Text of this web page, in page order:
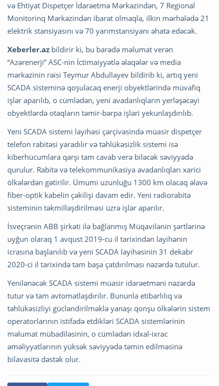
və Ehtiyat Dispetçer İdarəetmə Mərkəzindən, 7 Regional
Monitorinq Mərkəzindən ibarət olmaqla, ilkin mərhələdə 21
elektrik stansiyasını və 70 yarımstansiyanı əhatə edəcək.
Xeberler.az bildirir ki, bu barədə məlumat verən
“Azərenerji” ASC-nin İctimaiyyətlə əlaqələr və media
mərkəzinin rəisi Teymur Abdullayev bildirib ki, artıq yeni
SCADA sisteminə qoşulacaq enerji obyektlərində müvafiq
işlər aparılıb, o cümlədən, yeni avadanlıqların yerləşəcəyi
obyektlərdə otaqların təmir-bərpa işləri yekunlaşdırılıb.
Yeni SCADA sistemi layihəsi çərçivəsində müasir dispetçer
telefon rabitəsi yaradılır və təhlükəsizlik sistemi isə
kiberhücumlara qarşı tam cavab verə biləcək səviyyədə
qurulur. Rabitə və telekommunikasiya avadanlıqları xarici
ölkələrdən gətirilir. Ümumi uzunluğu 1300 km olacaq əlavə
fiber-optik kabelin çəkilişi davam edir. Yeni radiorabitə
sisteminin təkmilləşdirilməsi üzrə işlər aparılır.
İsveçrənin ABB şirkəti ilə bağlanmış Müqavilənin şərtlərinə
uyğun olaraq 1 avqust 2019-cu il tarixindən layihənin
icrasına başlanılıb və yeni SCADA layihəsinin 31 dekabr
2020-ci il tarixində tam başa çatdırılması nəzərdə tutulur.
Yenilənəcək SCADA sistemi müasir idarəetməni nəzərdə
tutur və tam avtomatlaşdırılır. Bununla etibarlılıq və
təhlükəsizliyi gücləndirilməklə yanaşı qonşu ölkələrin sistem
operatorlarının istifadə etdikləri SCADA sistemlərinin
məlumat mübadiləsinin, o cümlədən idxal-ixrac
əməliyyatlarının yüksək səviyyədə təmin edilməsinə
bilavasitə dəstək olur.